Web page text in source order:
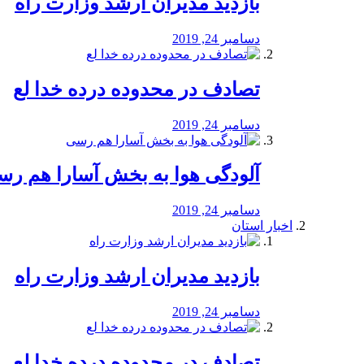
دسامبر 24, 2019
تصادف در محدوده درده خدا لع
دسامبر 24, 2019
آلودگی هوا به بخش آسارا هم
دسامبر 24, 2019
اخبار استان
بازدید مدیران ارشد وزارت راه
دسامبر 24, 2019